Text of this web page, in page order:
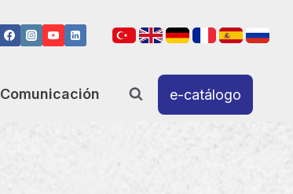
Comunicación e-catálogo